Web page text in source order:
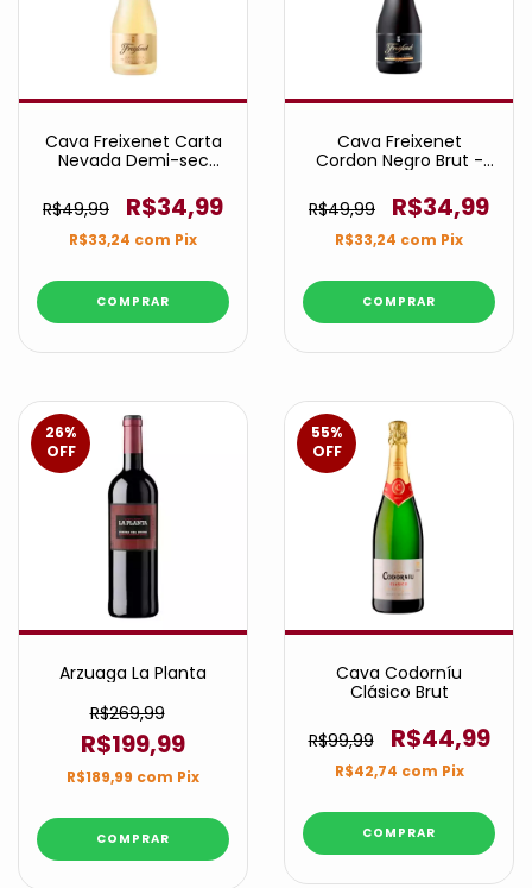
Cava Freixenet Carta
Nevada Demi-sec
R$49,99
R$34,99
R$33,24 com Pix
Cava Freixenet
Cordon Negro Brut -
R$49,99
R$34,99
R$33,24 com Pix
26%
OFF
Arzuaga La Planta
R$269,99
R$199,99
R$189,99 com Pix
55%
OFF
Cava Codorníu
Clásico Brut
R$99,99 R$44,99
R$42,74 com Pix